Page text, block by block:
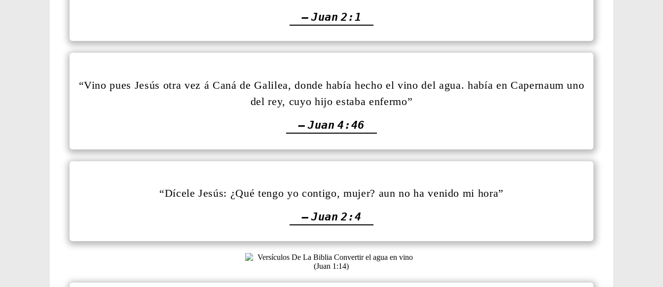
— Juan 2:1
“Vino pues Jesús otra vez á Caná de Galilea, donde había hecho el vino del agua. había en Capernaum uno
del rey, cuyo hijo estaba enfermo”
— Juan 4:46
“Dícele Jesús: ¿Qué tengo yo contigo, mujer? aun no ha venido mi hora”
— Juan 2:4